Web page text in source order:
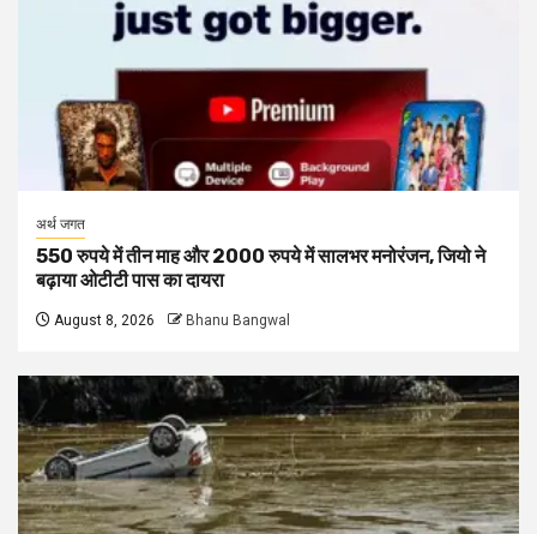
अर्थ जगत
550 रुपये में तीन माह और 2000 रुपये में सालभर मनोरंजन, जियो ने
बढ़ाया ओटीटी पास का दायरा
August 8, 2026 Bhanu Bangwal